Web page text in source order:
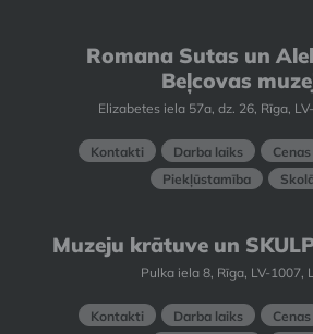
Romana Sutas un
Beļcovas
Elizabetes iela 57a, dz. 26, Rīga,
Kontakti Darba laiks Cenas
Piekļūstamība
Muzeju krātuve un
Pulka iela 8, Rīga, LV-1007,
Kontakti Darba laiks Cenas